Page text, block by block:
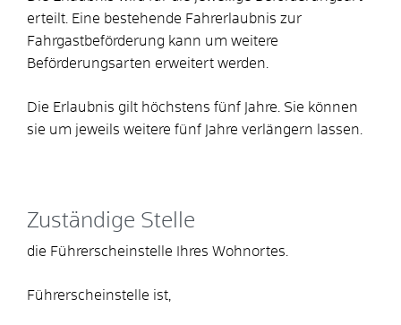
erteilt. Eine bestehende Fahrerlaubnis zur
Fahrgastbeförderung kann um weitere
Beförderungsarten erweitert werden.
Die Erlaubnis gilt höchstens fünf Jahre. Sie können
sie um jeweils weitere fünf Jahre verlängern lassen.
Zuständige Stelle
die Führerscheinstelle Ihres Wohnortes.
Führerscheinstelle ist,